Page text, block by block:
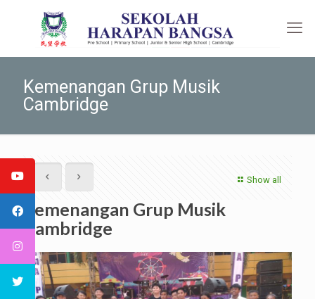
Kemenangan Grup Musik
Cambridge
Show all
Kemenangan Grup Musik
Cambridge